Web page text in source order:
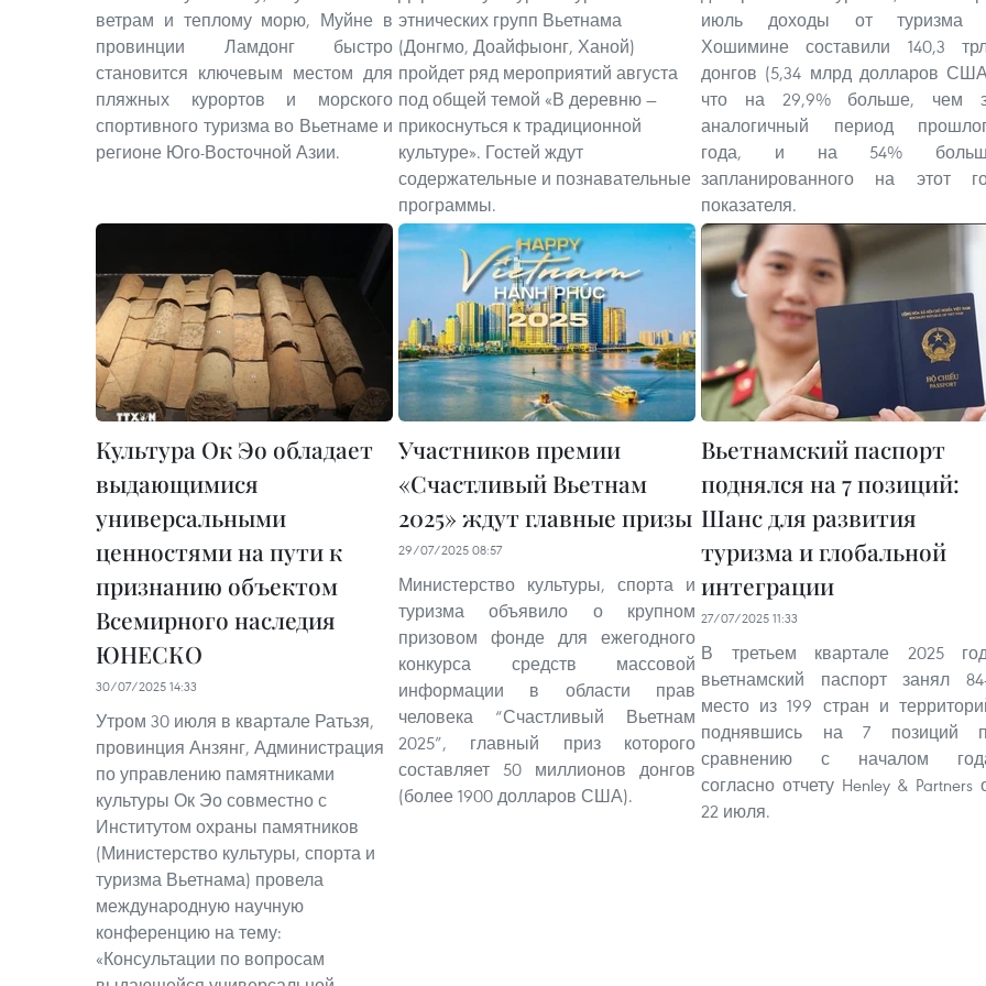
ветрам и теплому морю, Муйне в
провинции Ламдонг быстро
становится ключевым местом для
пляжных курортов и морского
спортивного туризма во Вьетнаме и
регионе Юго-Восточной Азии.
этнических групп Вьетнама
(Донгмо, Доайфыонг, Ханой)
пройдет ряд мероприятий августа
под общей темой «В деревню —
прикоснуться к традиционной
культуре». Гостей ждут
содержательные и познавательные
программы.
июль доходы от туризма
Хошимине составили 140,3
донгов (5,34 млрд долларов
что на 29,9% больше, чем
аналогичный период
года, и на 54%
запланированного на этот
показателя.
Культура Ок Эо обладает
выдающимися
универсальными
ценностями на пути к
признанию объектом
Всемирного наследия
ЮНЕСКО
30/07/2025 14:33
Утром 30 июля в квартале Ратьзя,
провинция Анзянг, Администрация
по управлению памятниками
культуры Ок Эо совместно с
Институтом охраны памятников
(Министерство культуры, спорта и
туризма Вьетнама) провела
международную научную
конференцию на тему:
«Консультации по вопросам
Участников премии
«Счастливый Вьетнам
2025» ждут главные призы
29/07/2025 08:57
Министерство культуры, спорта и
туризма объявило о крупном
призовом фонде для ежегодного
конкурса средств массовой
информации в области прав
человека “Счастливый Вьетнам
2025”, главный приз которого
составляет 50 миллионов донгов
(более 1900 долларов США).
Вьетнамский паспорт
поднялся на 7 позиций:
Шанс для развития
туризма и глобальной
интеграции
27/07/2025 11:33
В третьем квартале 2025
вьетнамский паспорт занял
место из 199 стран и
поднявшись на 7 позиций
сравнению с началом
согласно отчету Henley & Partners
22 июля.